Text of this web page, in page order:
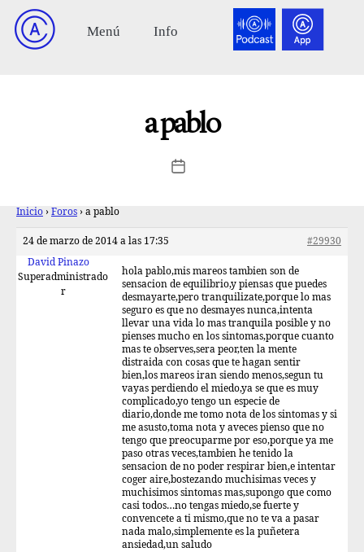
a pablo
Inicio › Foros › a pablo
24 de marzo de 2014 a las 17:35
#29930
David Pinazo
Superadministrado
r
hola pablo,mis mareos tambien son de
sensacion de equilibrio,y piensas que puedes
desmayarte,pero tranquilizate,porque lo mas
seguro es que no desmayes nunca,intenta
llevar una vida lo mas tranquila posible y no
pienses mucho en los sintomas,porque cuanto
mas te observes,sera peor,ten la mente
distraida con cosas que te hagan sentir
bien,los mareos iran siendo menos,segun tu
vayas perdiendo el miedo,ya se que es muy
complicado,yo tengo un especie de
diario,donde me tomo nota de los sintomas y si
me asusto,toma nota y aveces pienso que no
tengo que preocuparme por eso,porque ya me
paso otras veces,tambien he tenido la
sensacion de no poder respirar bien,e intentar
coger aire,bostezando muchisimas veces y
muchisimos sintomas mas,supongo que como
casi todos…no tengas miedo,se fuerte y
convencete a ti mismo,que no te va a pasar
nada malo,simplemente es la puñetera
ansiedad,un saludo